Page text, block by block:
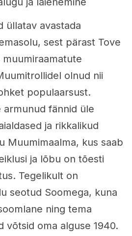
üllatav avastada
sest pärast Tove
olnud nii
populaarsust.
armunud fännid üle
ja rikkalikud
Muumimaalma, kus saab
ja lõbu on tõesti
Tegelikult on
seotud Soomega, kuna
ning tema
võtsid oma alguse 1940.